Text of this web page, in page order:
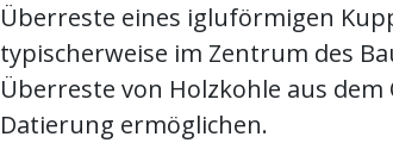
Überreste eines igluförmigen
typischerweise im Zentrum des
Überreste von Holzkohle aus
Datierung ermöglichen.